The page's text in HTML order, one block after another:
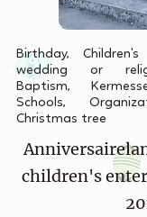
Birthday,
wedding or
Baptism,
Schools,
Christmas tree
children's